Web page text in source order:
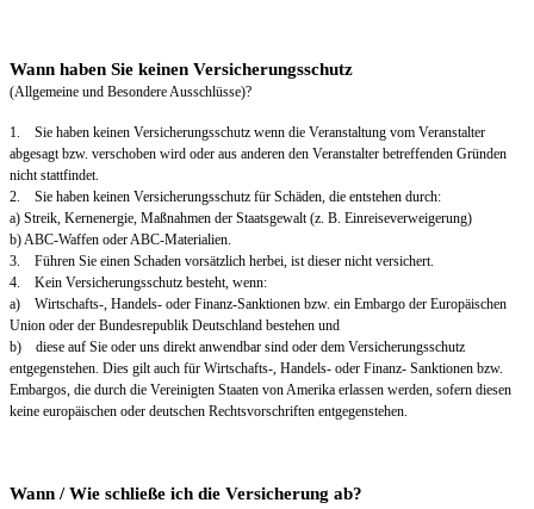
Wann haben Sie keinen Versicherungsschutz
(Allgemeine und Besondere Ausschlüsse)?
1. Sie haben keinen Versicherungsschutz wenn die Veranstaltung vom Veranstalter
abgesagt bzw. verschoben wird oder aus anderen den Veranstalter betreffenden Gründen
nicht stattfindet.
2. Sie haben keinen Versicherungsschutz für Schäden, die entstehen durch:
a) Streik, Kernenergie, Maßnahmen der Staatsgewalt (z. B. Einreiseverweigerung)
b) ABC-Waffen oder ABC-Materialien.
3. Führen Sie einen Schaden vorsätzlich herbei, ist dieser nicht versichert.
4. Kein Versicherungsschutz besteht, wenn:
a) Wirtschafts-, Handels- oder Finanz-Sanktionen bzw. ein Embargo der Europäischen
Union oder der Bundesrepublik Deutschland bestehen und
b) diese auf Sie oder uns direkt anwendbar sind oder dem Versicherungsschutz
entgegenstehen. Dies gilt auch für Wirtschafts-, Handels- oder Finanz- Sanktionen bzw.
Embargos, die durch die Vereinigten Staaten von Amerika erlassen werden, sofern diesen
keine europäischen oder deutschen Rechtsvorschriften entgegenstehen.
Wann / Wie schließe ich die Versicherung ab?